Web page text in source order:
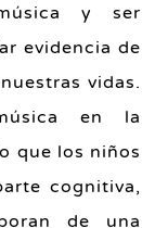
y ser
evidencia de
vidas.
en la
que los niños
cognitiva,
de una